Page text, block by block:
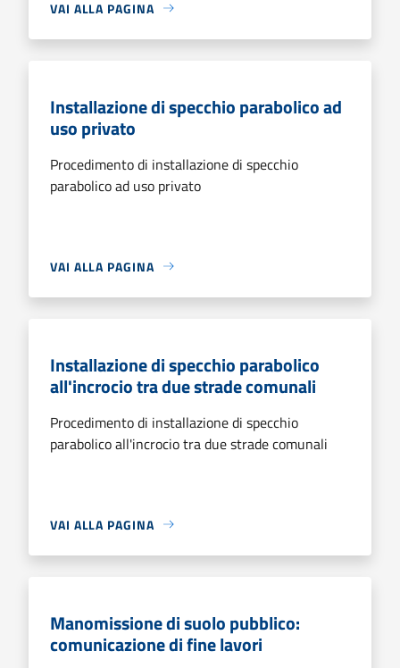
VAI ALLA PAGINA
Installazione di specchio parabolico ad
uso privato
Procedimento di installazione di specchio
parabolico ad uso privato
VAI ALLA PAGINA
Installazione di specchio parabolico
all'incrocio tra due strade comunali
Procedimento di installazione di specchio
parabolico all'incrocio tra due strade comunali
VAI ALLA PAGINA
Manomissione di suolo pubblico:
comunicazione di fine lavori